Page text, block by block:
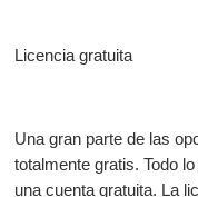
Licencia gratuita
Una gran parte de las
totalmente gratis. Todo
una cuenta gratuita. La